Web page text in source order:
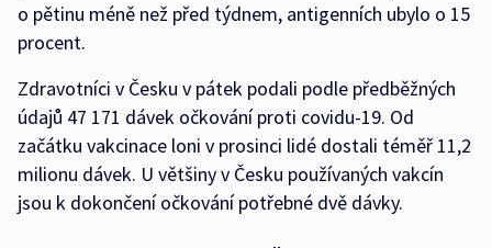
o pětinu méně než před týdnem, antigenních ubylo o 15
procent.
Zdravotníci v Česku v pátek podali podle předběžných
údajů 47 171 dávek očkování proti covidu-19. Od
začátku vakcinace loni v prosinci lidé dostali téměř 11,2
milionu dávek. U většiny v Česku používaných vakcín
jsou k dokončení očkování potřebné dvě dávky.